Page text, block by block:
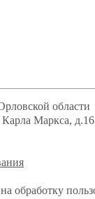
области
Карла Маркса, д.16
обработку